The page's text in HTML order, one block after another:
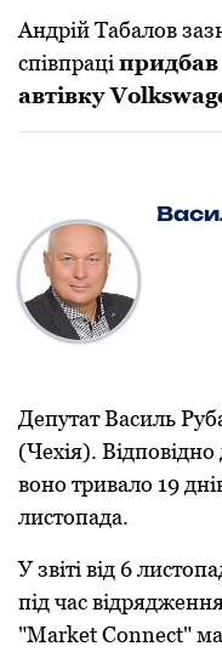
Андрій Табалов
співпраці придбав
автівку
Депутат Василь
(Чехія). Відповідно
воно тривало 19
листопада.
У звіті від 6
під час
"Market Connect"